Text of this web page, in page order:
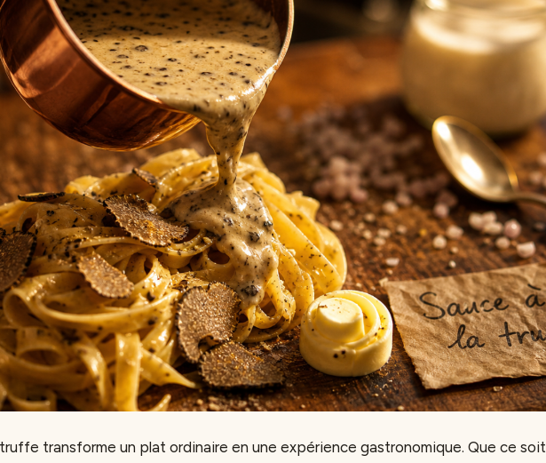
truffe transforme un plat ordinaire en une expérience gastronomique. Que ce soit